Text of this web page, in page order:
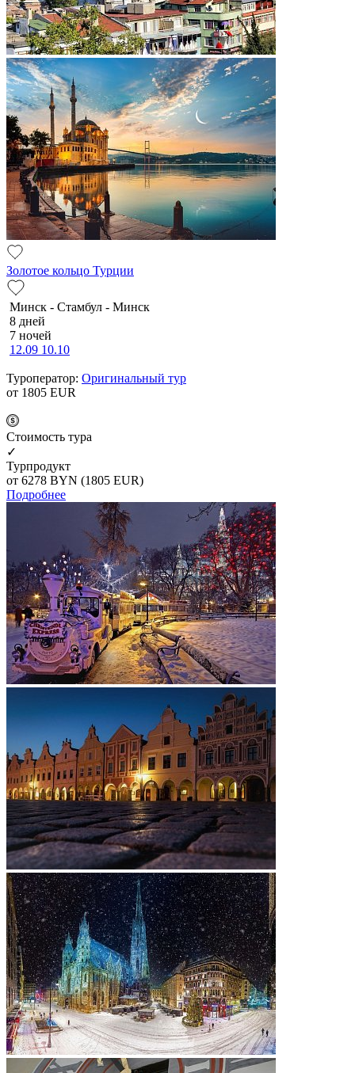
Золотое кольцо Турции
Минск - Стамбул - Минск
8 дней
7 ночей
12.09 10.10
Туроператор: Оригинальный тур
от 1805 EUR
Cтоимость тура
✓
Турпродукт
от 6278 BYN (1805 EUR)
Подробнее